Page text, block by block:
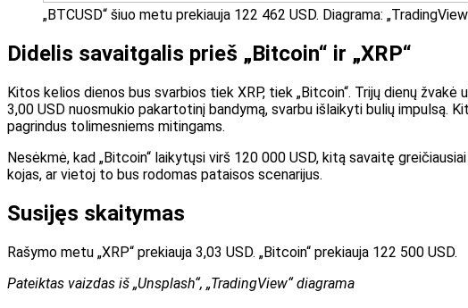
„BTCUSD“ šiuo metu prekiauja 122 462 USD. Diagrama:
Didelis savaitgalis prieš „Bitcoin“ ir „XRP“
Kitos kelios dienos bus svarbios tiek XRP, tiek „Bitcoin“. Trijų dienų
3,00 USD nuosmukio pakartotinį bandymą, svarbu išlaikyti bulių impulsą.
pagrindus tolimesniems mitingams.
Nesėkmė, kad „Bitcoin“ laikytųsi virš 120 000 USD, kitą savaitę
kojas, ar vietoj to bus rodomas pataisos scenarijus.
Susijęs skaitymas
Rašymo metu „XRP“ prekiauja 3,03 USD. „Bitcoin“ prekiauja 122 500 USD.
Pateiktas vaizdas iš „Unsplash“, „TradingView“ diagrama